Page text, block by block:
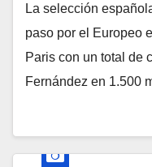
La selección
paso por el Europeo
Paris con un total de
Fernández en 1.500